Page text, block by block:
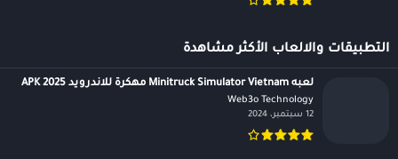
التطبيقات والالعاب الأكثر مشاهدة
لعبه Minitruck Simulator Vietnam مهكرة للاندرويد APK 2025
Web3o Technology‏
12 سبتمبر، 2024